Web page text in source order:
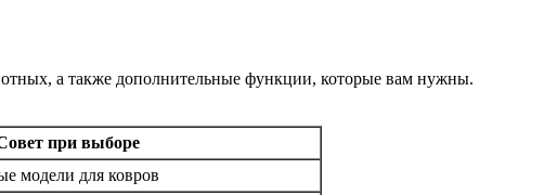
а также дополнительные функции, которые вам нужны.
при выборе
модели для ковров